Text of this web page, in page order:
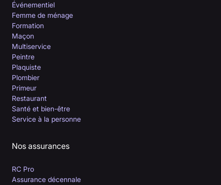
Événementiel
Femme de ménage
Formation
Maçon
Multiservice
Peintre
Plaquiste
Plombier
Primeur
Restaurant
Santé et bien-être
Service à la personne
Nos assurances
RC Pro
Assurance décennale